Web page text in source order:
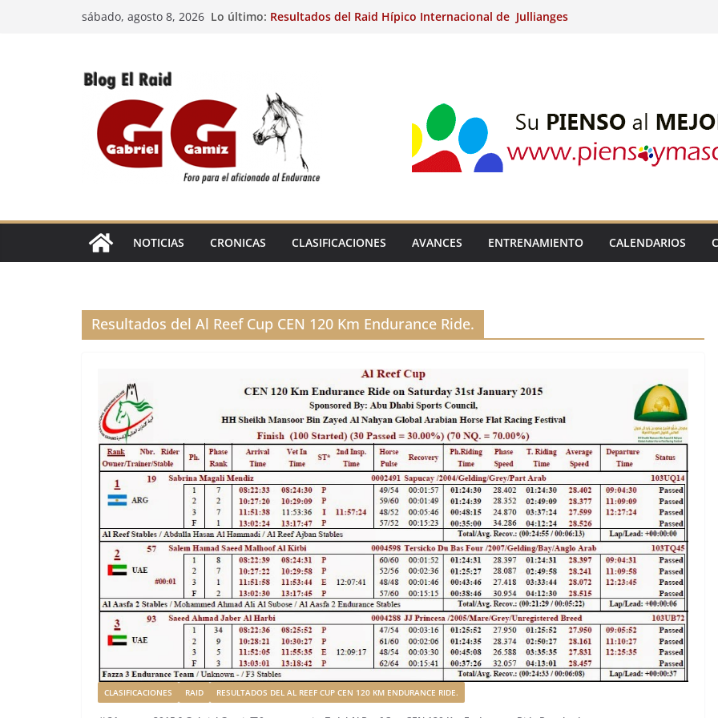
sábado, agosto 8, 2026 Lo último: Resultados del Raid Hípico Internacional de Jullianges
Caballos Jóvenes de Raid.
Raid Hípico Eladina Kung (Badajoz).
EL
NOTICIAS CRONICAS CLASIFICACIONES AVANCES ENTRENAMIENTO CALENDARIOS
Resultados del Al Reef Cup CEN 120 Km Endurance Ride.
CLASIFICACIONES RAID RESULTADOS DEL AL REEF CUP CEN 120 KM ENDURANCE RIDE.